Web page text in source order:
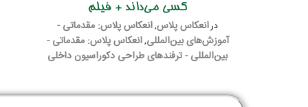
کسی می‌داند + فیلم
درانعکاس پلاس,انعکاس پلاس: مقدماتی -
آموزش‌های بین‌المللی,انعکاس پلاس: مقدماتی -
بین‌المللی - ترفندهای طراحی دکوراسیون داخلی